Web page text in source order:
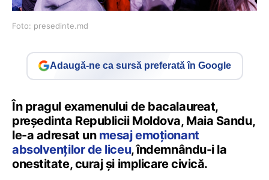
Foto: presedinte.md
Adaugă-ne ca sursă preferată în Google
În pragul examenului de bacalaureat,
președinta Republicii Moldova, Maia Sandu,
le-a adresat un mesaj emoționant
absolvenților de liceu, îndemnându-i la
onestitate, curaj și implicare civică.